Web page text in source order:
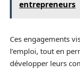
entrepreneurs
Ces engagements
l’emploi, tout en
développer leurs